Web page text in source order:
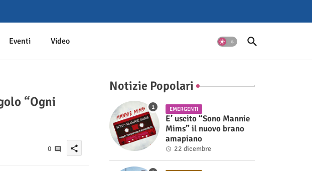
Eventi Video
“Ogni
0 share
Notizie Popolari
EMERGENTI
E’ uscito “Sono Mannie
Mims” il nuovo brano
amapiano
22 dicembre